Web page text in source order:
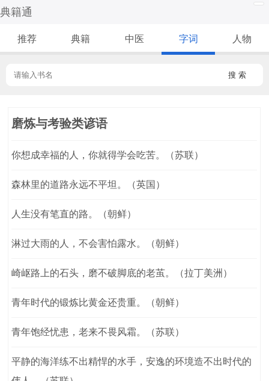
典籍通
推荐 典籍 中医 字词 人物
搜 索
磨炼与考验类谚语
你想成幸福的人，你就得学会吃苦。（苏联）
森林里的道路永远不平坦。（英国）
人生没有笔直的路。（朝鲜）
淋过大雨的人，不会害怕露水。（朝鲜）
崎岖路上的石头，磨不破脚底的老茧。（拉丁美洲）
青年时代的锻炼比黄金还贵重。（朝鲜）
青年饱经忧患，老来不畏风霜。（苏联）
平静的海洋练不出精悍的水手，安逸的环境造不出时代的